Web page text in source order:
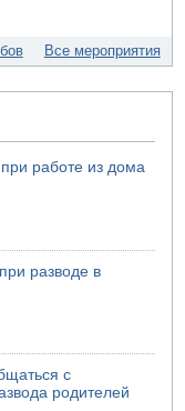
Все мероприятия
работе из дома
разводе в
с
родителей